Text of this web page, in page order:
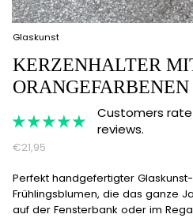
Glaskunst
KERZENHALTER
Customers
reviews.
€21,95
Perfekt handgefertigter
Frühlingsblumen, die das ganze
auf der Fensterbank oder im